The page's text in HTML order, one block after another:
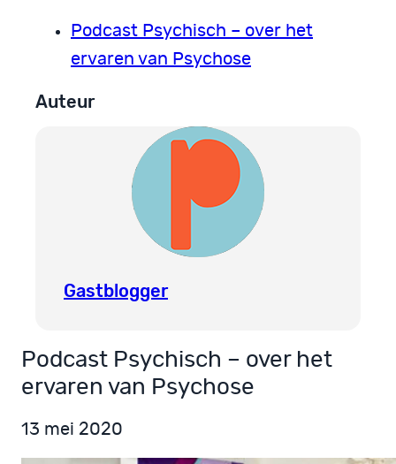
Podcast Psychisch – over het
ervaren van Psychose
Auteur
Gastblogger
Podcast Psychisch – over het
ervaren van Psychose
13 mei 2020